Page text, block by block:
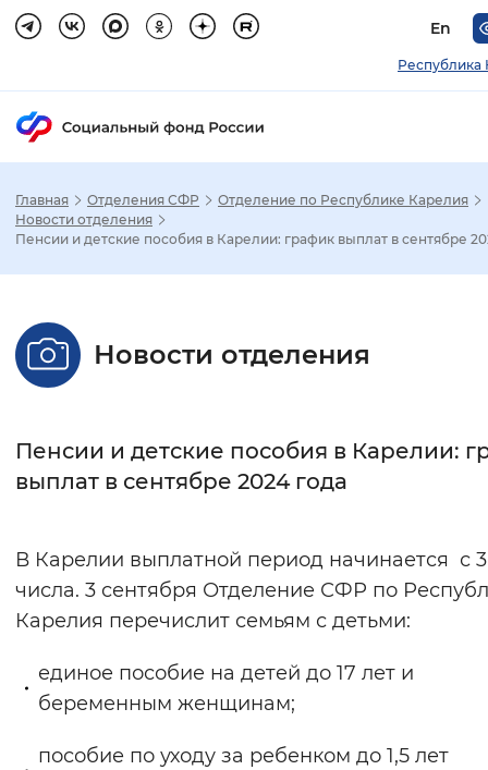
En
Республика
Настройка режима отображения
Стандартный Увеличенный
Без засечек
Нормальный Увеличенный
Цвет сайта
Монохромный Инверсивный
Синий фон
Главная Отделения СФР
Отделение по Республике Карелия
Новости отделения
Пенсии и детские пособия в Карелии: график выплат в сентябре
Новости отделения
Пенсии и детские пособия в Карелии:
выплат в сентябре 2024 года
В Карелии выплатной период начинается с 3
числа. 3 сентября Отделение СФР по
Карелия перечислит семьям с детьми:
единое пособие на детей до 17 лет и
беременным женщинам;
пособие по уходу за ребенком до 1,5 лет